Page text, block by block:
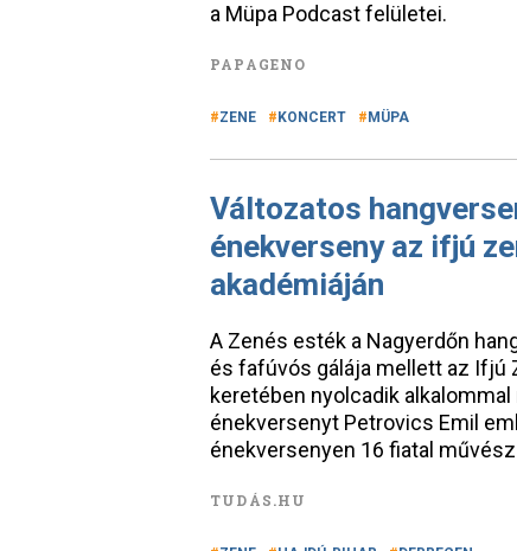
a Müpa Podcast felületei.
PAPAGENO
ZENE KONCERT MÜPA
Változatos
énekverseny az ifjú
akadémiáján
A Zenés esték a Nagyerdőn
és fafúvós gálája mellett az Ifjú
keretében nyolcadik
énekversenyt Petrovics Emil
énekversenyen 16 fiatal
TUDÁS.HU